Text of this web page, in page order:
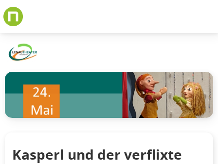
Skip
to
content
Kasperl und der verflixte